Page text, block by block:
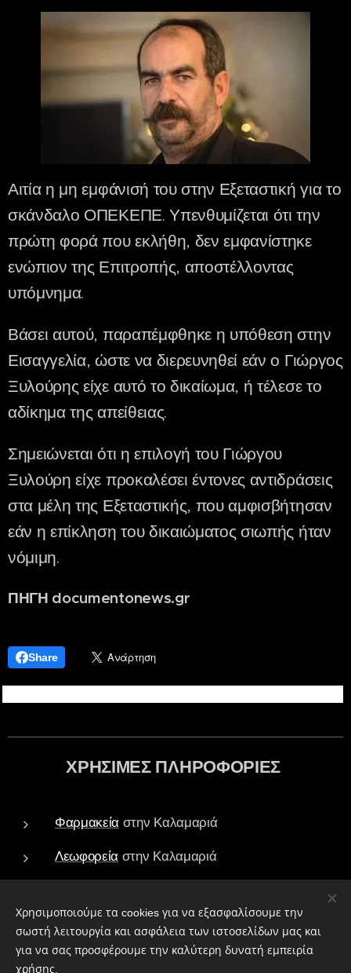
Αιτία η μη εμφάνισή του στην Εξεταστική για το
σκάνδαλο ΟΠΕΚΕΠΕ. Υπενθυμίζεται ότι την
πρώτη φορά που εκλήθη, δεν εμφανίστηκε
ενώπιον της Επιτροπής, αποστέλλοντας
υπόμνημα.
Βάσει αυτού, παραπέμφθηκε η υπόθεση στην
Εισαγγελία, ώστε να διερευνηθεί εάν ο Γιώργος
Ξυλούρης είχε αυτό το δικαίωμα, ή τέλεσε το
αδίκημα της απείθειας.
Σημειώνεται ότι η επιλογή του Γιώργου
Ξυλούρη είχε προκαλέσει έντονες αντιδράσεις
στα μέλη της Εξεταστικής, που αμφισβήτησαν
εάν η επίκληση του δικαιώματος σιωπής ήταν
νόμιμη.
ΠΗΓΗ documentonews.gr
Share
ΧΡΗΣΙΜΕΣ ΠΛΗΡΟΦΟΡΙΕΣ
Φαρμακεία στην Καλαμαριά
Λεωφορεία στην Καλαμαριά
Πάρκα στην Καλαμαριά
Ιεροί Ναοί στην Καλαμαριά
Χρησιμοποιούμε τα cookies για να εξασφαλίσουμε την
σωστή λειτουργία και ασφάλεια των ιστοσελίδων μας και
για να σας προσφέρουμε την καλύτερη δυνατή εμπειρία
χρήσης.